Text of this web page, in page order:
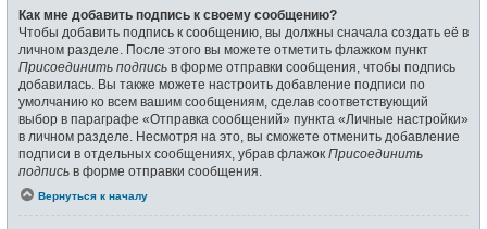
Как мне добавить подпись к своему сообщению?
Чтобы добавить подпись к сообщению, вы должны сначала создать её в
личном разделе. После этого вы можете отметить флажком пункт
Присоединить подпись в форме отправки сообщения, чтобы подпись
добавилась. Вы также можете настроить добавление подписи по
умолчанию ко всем вашим сообщениям, сделав соответствующий
выбор в параграфе «Отправка сообщений» пункта «Личные настройки»
в личном разделе. Несмотря на это, вы сможете отменить добавление
подписи в отдельных сообщениях, убрав флажок Присоединить
подпись в форме отправки сообщения.
Вернуться к началу